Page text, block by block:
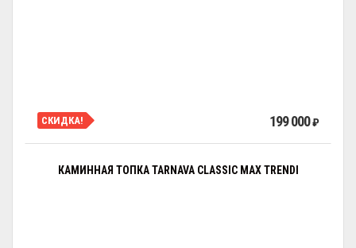
СКИДКА! 199 000₽
КАМИННАЯ ТОПКА TARNAVA CLASSIC MAX TRENDI